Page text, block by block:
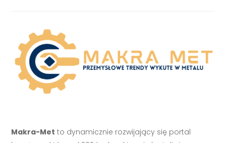
Makra-Met to dynamicznie rozwijający się portal